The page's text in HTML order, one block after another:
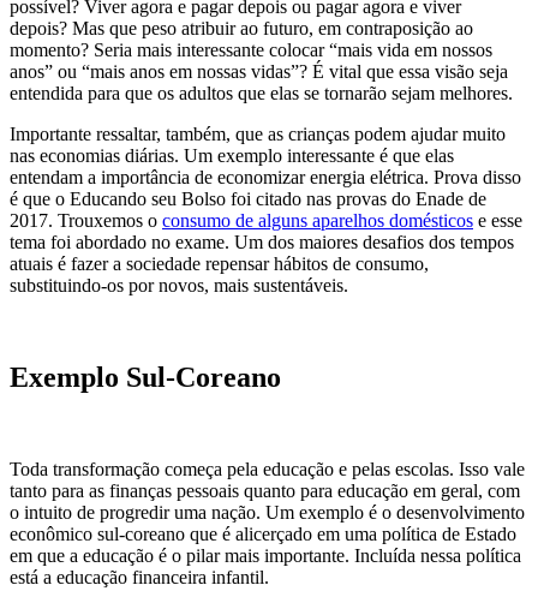
possível? Viver agora e pagar depois ou pagar agora e viver
depois? Mas que peso atribuir ao futuro, em contraposição ao
momento? Seria mais interessante colocar “mais vida em nossos
anos” ou “mais anos em nossas vidas”? É vital que essa visão seja
entendida para que os adultos que elas se tornarão sejam melhores.
Importante ressaltar, também, que as crianças podem ajudar muito
nas economias diárias. Um exemplo interessante é que elas
entendam a importância de economizar energia elétrica. Prova disso
é que o Educando seu Bolso foi citado nas provas do Enade de
2017. Trouxemos o consumo de alguns aparelhos domésticos e esse
tema foi abordado no exame. Um dos maiores desafios dos tempos
atuais é fazer a sociedade repensar hábitos de consumo,
substituindo-os por novos, mais sustentáveis.
Exemplo Sul-Coreano
Toda transformação começa pela educação e pelas escolas. Isso vale
tanto para as finanças pessoais quanto para educação em geral, com
o intuito de progredir uma nação. Um exemplo é o desenvolvimento
econômico sul-coreano que é alicerçado em uma política de Estado
em que a educação é o pilar mais importante. Incluída nessa política
está a educação financeira infantil.